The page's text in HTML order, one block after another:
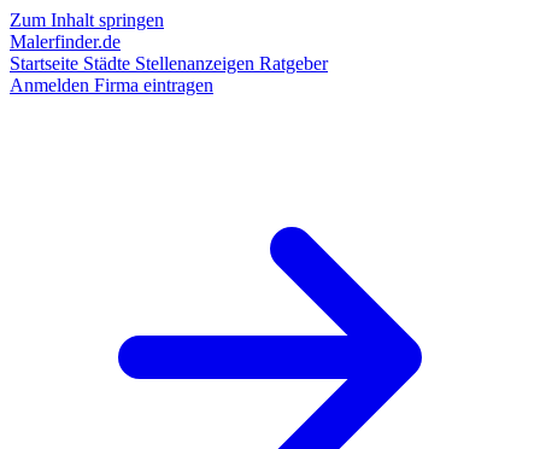
Zum Inhalt springen
Malerfinder.de
Startseite Städte Stellenanzeigen Ratgeber
Anmelden Firma eintragen